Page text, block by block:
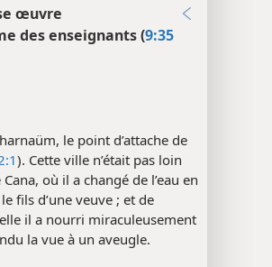
œuvre
des enseignants (9:35
le point d’attache de
). Cette ville n’était pas loin
où il a changé de l’eau en
fils d’une veuve ; et de
il a nourri miraculeusement
la vue à un aveugle.